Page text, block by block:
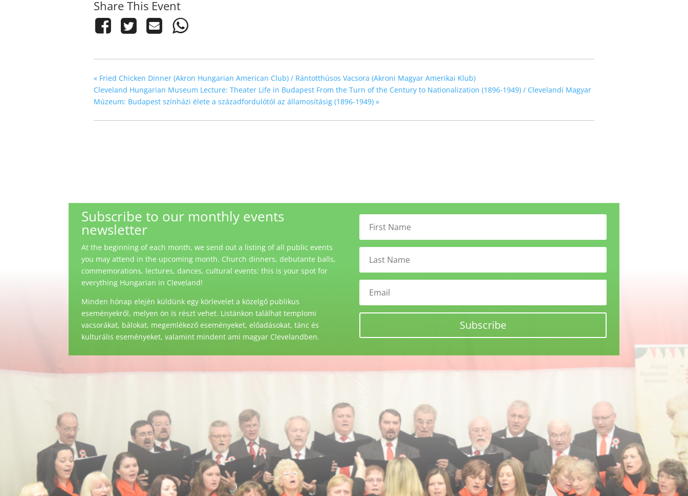
Share This Event
« Fried Chicken Dinner (Akron Hungarian American Club) / Rántotthúsos Vacsora (Akroni Magyar Amerikai Klub)
Cleveland Hungarian Museum Lecture: Theater Life in Budapest From the Turn of the Century to Nationalization (1896-1949) / Clevelandi Magyar
Múzeum: Budapest színházi élete a századfordulótól az államosításig (1896-1949) »
Subscribe to our monthly events
newsletter
At the beginning of each month, we send out a listing of all public events
you may attend in the upcoming month. Church dinners, debutante balls,
commemorations, lectures, dances, cultural events: this is your spot for
everything Hungarian in Cleveland!
Minden hónap elején küldünk egy körlevelet a közelgő publikus
eseményekről, melyen ön is részt vehet. Listánkon találhat templomi
vacsorákat, bálokat, megemlékező eseményeket, előadásokat, tánc és
kulturális eseményeket, valamint mindent ami magyar Clevelandben.
Subscribe